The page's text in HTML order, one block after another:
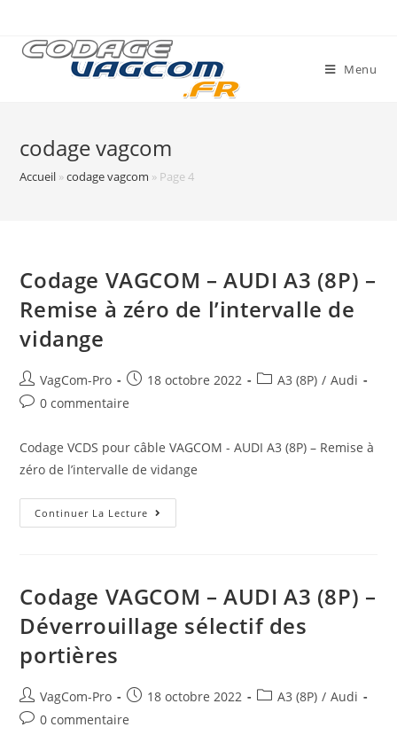
content
Menu
codage vagcom
Accueil »codage vagcom » Page 4
Codage VAGCOM – AUDI A3 (8P) –
Remise à zéro de l’intervalle de
vidange
Auteur/autrice
de
VagCom-Pro
Post
published:
18 octobre 2022
PostA3 (8P) / Audi
Post0 commentaire
Codage VCDS pour câble VAGCOM - AUDI A3 (8P) – Remise à
zéro de l’intervalle de vidange
Continuer La Lecture Codage
VAGCOM
–
Remise
Zéro
De
Codage VAGCOM – AUDI A3 (8P) –
Déverrouillage sélectif des
portières
Auteur/autrice
de
VagCom-Pro
Post
published:
18 octobre 2022
PostA3 (8P) / Audi
Post0 commentaire